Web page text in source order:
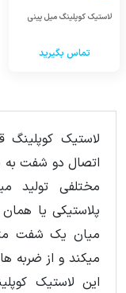
لاستیک کوپلینگ میل پینی
تماس بگیرید
لاستیک
اتصال دو شفت به
مختلفی تولید
پلاستیکی یا
میان یک شفت
میکند و از ضربه
این لاستیک